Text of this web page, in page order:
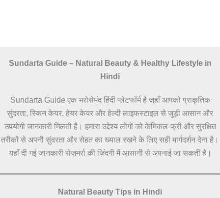
Sundarta Guide – Natural Beauty & Healthy Lifestyle in
Hindi
Sundarta Guide एक भरोसेमंद हिंदी प्लेटफॉर्म है जहाँ आपको प्राकृतिक
सुंदरता, स्किन केयर, हेयर केयर और हेल्दी लाइफस्टाइल से जुड़ी आसान और
उपयोगी जानकारी मिलती है। हमारा उद्देश्य लोगों को केमिकल-फ्री और सुरक्षित
तरीकों से अपनी सुंदरता और सेहत का ख्याल रखने के लिए सही मार्गदर्शन देना है।
यहाँ दी गई जानकारी रोज़मर्रा की ज़िंदगी में आसानी से अपनाई जा सकती है।
Natural Beauty Tips in Hindi